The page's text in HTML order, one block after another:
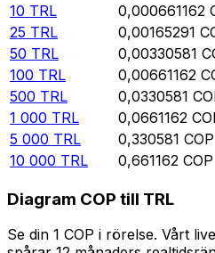
10 TRL 0,000661162
25 TRL 0,00165291
50 TRL 0,00330581
100 TRL 0,00661162
500 TRL 0,0330581
1 000 TRL 0,0661162
5 000 TRL 0,330581 COP
10 000 TRL 0,661162 COP
Diagram COP till TRL
Se din 1 COP i rörelse. Vårt